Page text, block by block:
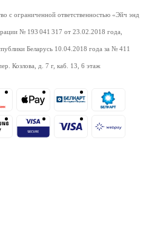
с ограниченной ответственностью «Эйч энд
№ 193 041 317 от 23.02.2018 года,
Беларусь 10.04.2018 года за № 411
Козлова, д. 7 г, каб. 13, 6 этаж